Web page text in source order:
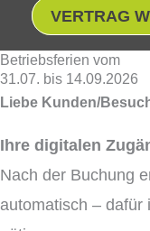
VERTRAG
Betriebsferien vom
31.07. bis 14.09.2026
Liebe Kunden/
Ihre digitalen
Nach der Buchung
automatisch – dafür